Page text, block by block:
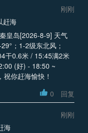
刚刚
赶海
秦皇岛[2026-8-9] 天气
；1-2级东北风；
干0.6米 / 15:45满2米
(好) - 18:50 ~
你赶海愉快！
0 回复
刚刚
海